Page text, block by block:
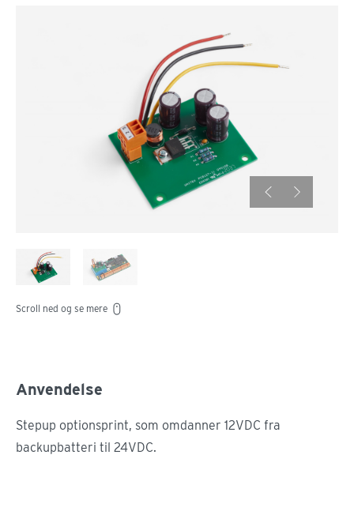
Scroll ned og se mere
Anvendelse
Stepup optionsprint, som omdanner 12VDC fra
backupbatteri til 24VDC.